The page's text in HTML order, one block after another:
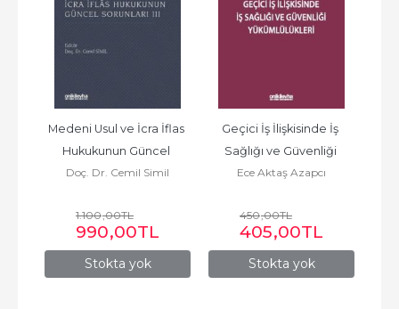
Stokta yok
Medeni Usul ve İcra İflas
Hukukunun Güncel
Sorunları – III
Doç. Dr. Cemil Simil
1.100,00TL
990,00TL
Stokta yok
Geçici İş İlişkisinde İş
Sağlığı ve Güvenliği
Yükümlülükleri
Ece Aktaş Azapcı
450,00TL
405,00TL